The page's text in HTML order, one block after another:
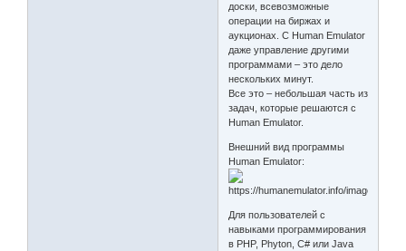
доски, всевозможные
операции на биржах и
аукционах. С Human Emulator
даже управление другими
программами – это дело
нескольких минут.
Все это – небольшая часть из
задач, которые решаются с
Human Emulator.
Внешний вид программы
Human Emulator:
Для пользователей с
навыками программирования
в PHP, Phyton, C# или Java